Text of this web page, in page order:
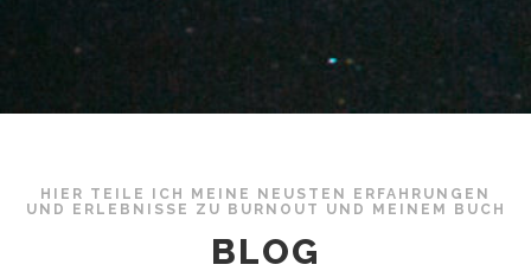
HIER TEILE ICH MEINE NEUSTEN ERFAHRUNGEN
UND ERLEBNISSE ZU BURNOUT UND MEINEM BUCH
BLOG